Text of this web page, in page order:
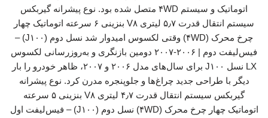
اتوماتیک و سیستم ۴WD متصل شده بود. نوع پیشرانه گیربکس
سیستم انتقال قدرت ۵٫۷ لیتری V۸ بنزینی ۶ سرعته اتوماتیک چهار
چرخ محرک (۴WD) وقتی لکسوس امیدوار شد نسل دوم (J۱۰۰) –
فیس‌لیفت دوم | ۲۰۰۶-۲۰۰۷ دومین بازنگری و به‌روزرسانی لکسوس
LX نسل J۱۰۰ برای سال‌های مدل ۲۰۰۶ و ۲۰۰۷، ظاهر خودرو را بار
دیگر با طراحی جدید چراغ‌ها و جلوپنجره مدرن کرد. نوع پیشرانه
گیربکس سیستم انتقال قدرت ۴٫۷ لیتری V۸ بنزینی ۵ سرعته
اتوماتیک چهار چرخ محرک (۴WD) نسل دوم (J۱۰۰) – فیس‌لیفت اول